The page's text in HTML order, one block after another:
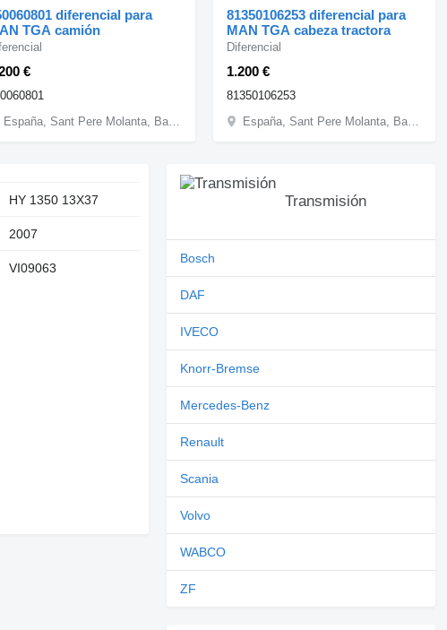
diferencial para
TGA camión
€
España, Sant Pere Molanta, Barcelona
81350106253 diferencial para
MAN TGA cabeza tractora
1.200 €
Diferencial
81350106253
HY 1350 13X37
2007
VI09063
Transmisión
Bosch
DAF
IVECO
Knorr-Bremse
Mercedes-Benz
Renault
Scania
Volvo
WABCO
ZF